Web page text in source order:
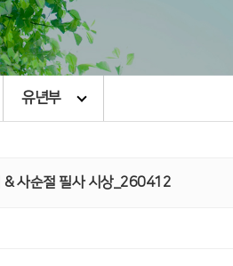
유년부
& 사순절 필사 시상_260412